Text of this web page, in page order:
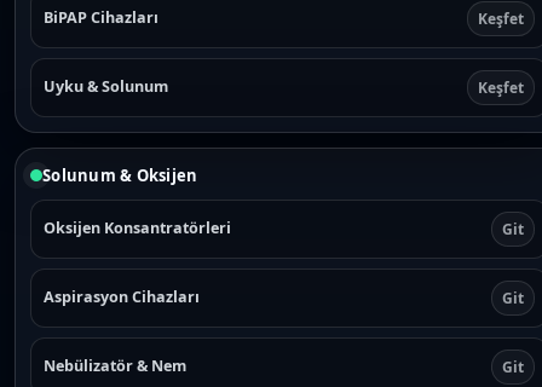
BiPAP Cihazları Keşfet
Uyku & Solunum Keşfet
Solunum & Oksijen
Oksijen Konsantratörleri Git
Aspirasyon Cihazları Git
Nebülizatör & Nem Git